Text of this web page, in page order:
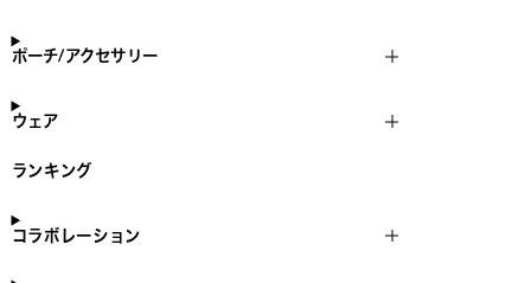
ポーチ/アクセサリー
ウェア
ランキング
コラボレーション